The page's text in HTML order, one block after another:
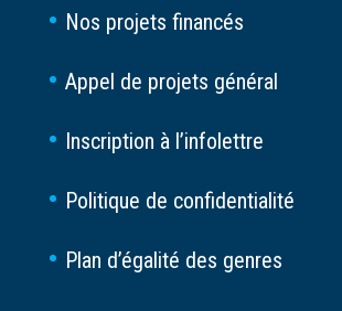
Nos projets financés
Appel de projets général
Inscription à l’infolettre
Politique de confidentialité
Plan d’égalité des genres